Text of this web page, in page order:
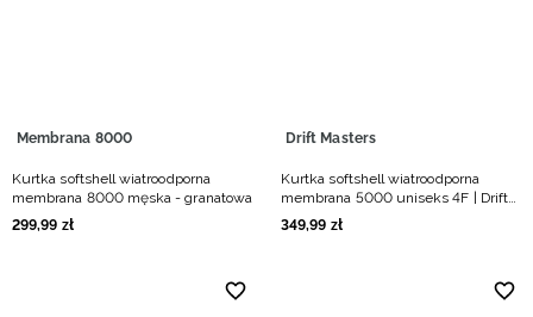
Membrana 8000
Kurtka softshell wiatroodporna
membrana 8000 męska - granatowa
299,99 zł
Drift Masters
Kurtka softshell wiatroodporna
membrana 5000 uniseks 4F | Drift
Masters - czarna
349,99 zł